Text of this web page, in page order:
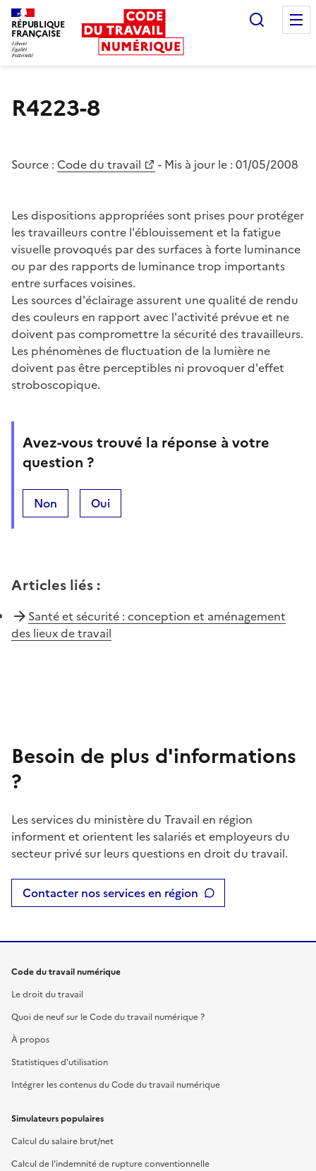
RÉPUBLIQUE
FRANÇAISE
R4223-8
Source : Code du travail - Mis à jour le : 01/05/2008
Les dispositions appropriées sont prises pour protéger
les travailleurs contre l'éblouissement et la fatigue
visuelle provoqués par des surfaces à forte luminance
ou par des rapports de luminance trop importants
entre surfaces voisines.
Les sources d'éclairage assurent une qualité de rendu
des couleurs en rapport avec l'activité prévue et ne
doivent pas compromettre la sécurité des travailleurs.
Les phénomènes de fluctuation de la lumière ne
doivent pas être perceptibles ni provoquer d'effet
stroboscopique.
Avez-vous trouvé la réponse à votre
question ?
Non Oui
Articles liés :
Santé et sécurité : conception et aménagement
des lieux de travail
Besoin de plus d'informations
?
Les services du ministère du Travail en région
informent et orientent les salariés et employeurs du
secteur privé sur leurs questions en droit du travail.
Contacter nos services en région
Code du travail numérique
Le droit du travail
Quoi de neuf sur le Code du travail numérique ?
À propos
Statistiques d'utilisation
Intégrer les contenus du Code du travail numérique
Simulateurs populaires
Calcul du salaire brut/net
Calcul de l'indemnité de rupture conventionnelle